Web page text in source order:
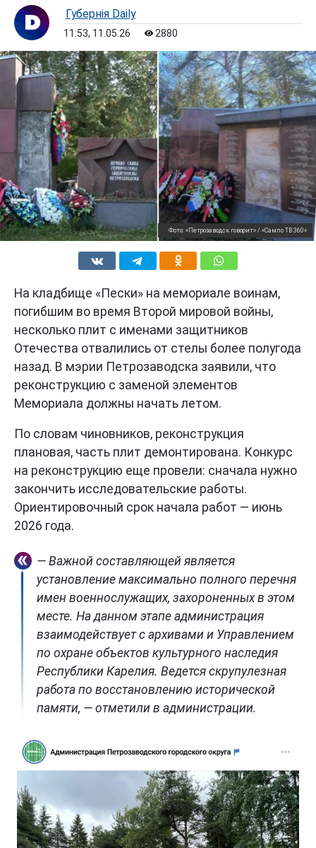
Губернiя Daily
11:53, 11.05.26 2880
Фото: «Петрозаводск говорит» / «Сампо ТВ 360»
На кладбище «Пески» на мемориале воинам,
погибшим во время Второй мировой войны,
несколько плит с именами защитников
Отечества отвалились от стелы более полугода
назад. В мэрии Петрозаводска заявили, что
реконструкцию с заменой элементов
Мемориала должны начать летом.
По словам чиновников, реконструкция
плановая, часть плит демонтирована. Конкурс
на реконструкцию еще провели: сначала нужно
закончить исследовательские работы.
Ориентировочный срок начала работ — июнь
2026 года.
— Важной составляющей является
установление максимально полного перечня
имен военнослужащих, захороненных в этом
месте. На данном этапе администрация
взаимодействует с архивами и Управлением
по охране объектов культурного наследия
Республики Карелия. Ведется скрупулезная
работа по восстановлению исторической
памяти, — отметили в администрации.